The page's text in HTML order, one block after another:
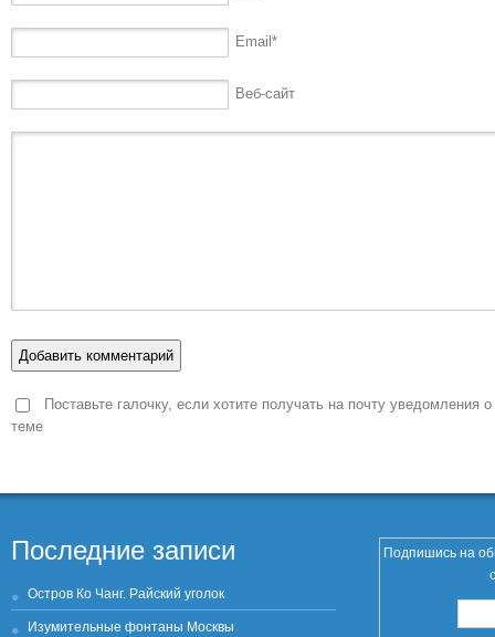
Email *
Веб-сайт
Поставьте галочку, если хотите получать на почту уведомления
теме
Последние записи
Остров Ко Чанг. Райский уголок
Изумительные фонтаны Москвы
Подпишись на